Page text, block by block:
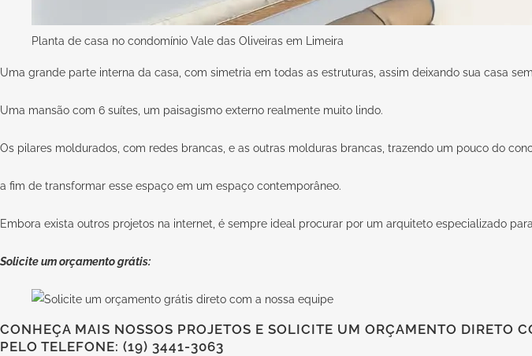
Planta de casa no condomínio Vale das Oliveiras em Limeira
Uma grande parte interna da casa, com simetria em todas as estruturas, assim deixando sua casa
Uma mansão com 6 suítes, um paisagismo externo realmente muito lindo.
Os pilares moldurados, com redes brancas, e as outras molduras brancas, trazendo um pouco do
a fim de transformar esse espaço em um espaço contemporâneo.
Embora exista outros projetos na internet, é sempre ideal procurar por um arquiteto especializado
Solicite um orçamento grátis:
CONHEÇA MAIS NOSSOS PROJETOS E SOLICITE UM ORÇAMENTO DIRETO
PELO TELEFONE: (19) 3441-3063